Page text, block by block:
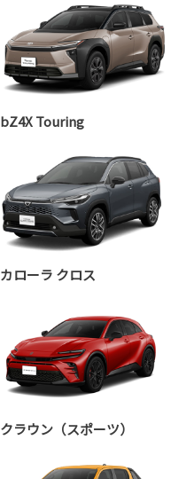
bZ4X Touring
カローラ クロス
クラウン（スポーツ）